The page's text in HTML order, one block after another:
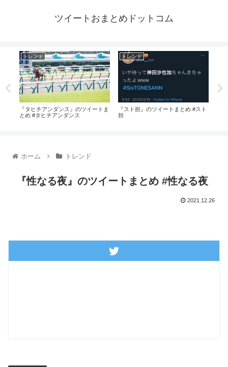
ツイートおまとめドットコム
トレンド
『タヒチアンダンス』のツイートま
とめ #タヒチアンダンス
トレンド
『スト担』のツイートまとめ #スト
担
ホーム トレンド
『性なる夜』のツイートまとめ #性なる夜
2021.12.26